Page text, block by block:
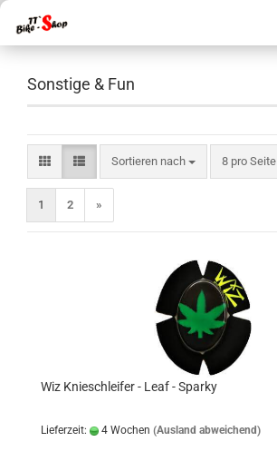
Sonstige & Fun
Sortieren nach
Sortieren nach 8 pro Seite
pro Seite
1 2 »
Wiz Knieschleifer - Leaf - Sparky
Lieferzeit: 4 Wochen (Ausland abweichend)